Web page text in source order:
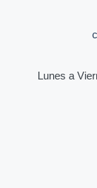
Lunes a